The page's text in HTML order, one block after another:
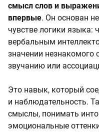
смысл слов и
впервые. Он основан
чувстве логики языка:
вербальным
значении незнакомого
звучанию или
Это навык, который
и наблюдательность.
смыслы, понимать
эмоциональные